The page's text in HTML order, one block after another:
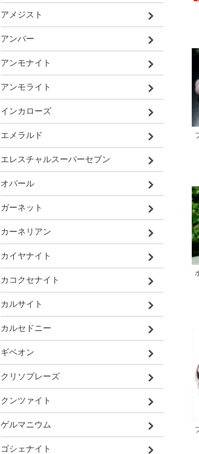
アメジスト
アンバー
アンモナイト
アンモライト
インカローズ
エメラルド
エレスチャルスーパーセブン
オパール
ガーネット
カーネリアン
カイヤナイト
カコクセナイト
カルサイト
カルセドニー
ギベオン
クリソプレーズ
クンツァイト
ゲルマニウム
ゴシェナイト